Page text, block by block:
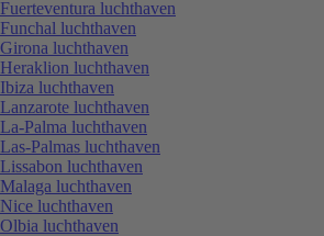
Fuerteventura luchthaven
Funchal luchthaven
Girona luchthaven
Heraklion luchthaven
Ibiza luchthaven
Lanzarote luchthaven
La-Palma luchthaven
Las-Palmas luchthaven
Lissabon luchthaven
Malaga luchthaven
Nice luchthaven
Olbia luchthaven